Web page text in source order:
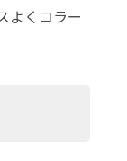
よくコラー